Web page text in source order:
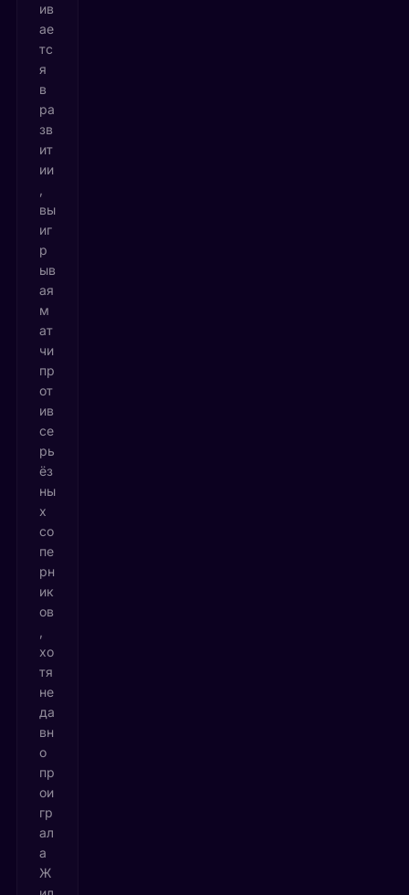
ив
ае
тс
я
в
ра
зв
ит
ии
вы
иг
р
ыв
ая
м
ат
чи
пр
от
ив
се
рь
ёз
ны
х
со
пе
рн
ик
ов
хо
тя
не
да
вн
о
пр
ои
гр
ал
а
Ж